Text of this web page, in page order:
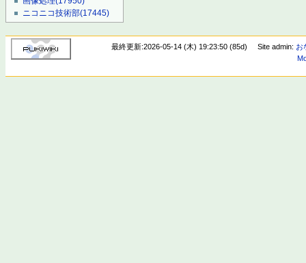
ニコニコ技術部(17445)
最終更新:2026-05-14 (木) 19:23:50 (85d) Site admin: お